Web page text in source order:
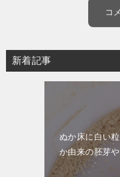
新着記事
ぬか床に白い
か由来の胚芽